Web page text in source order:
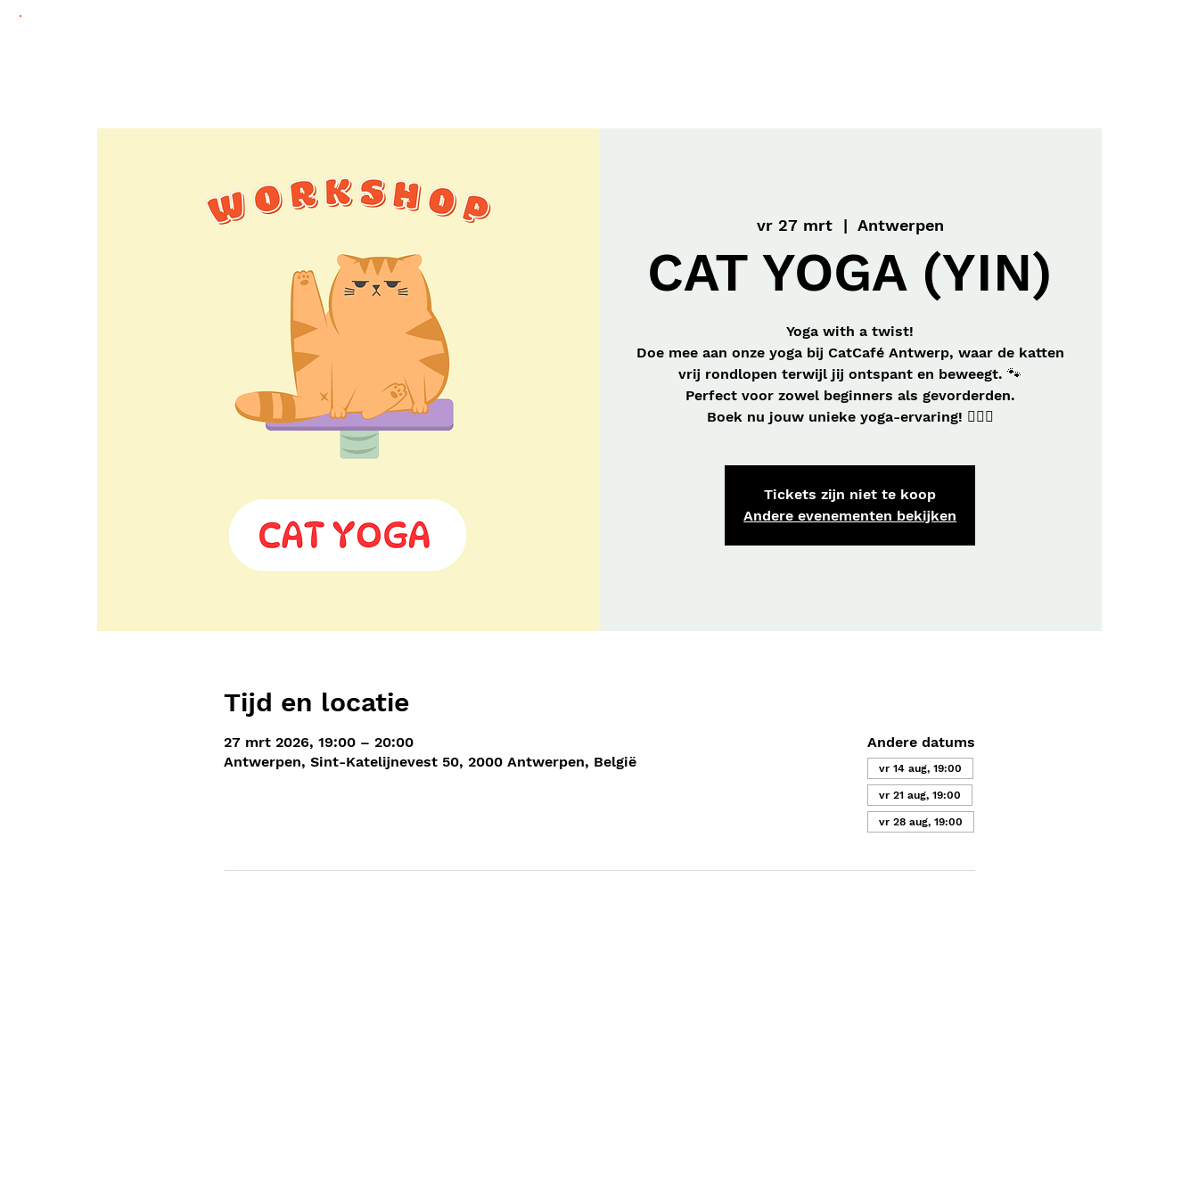
vr 27 mrt
  |
Antwerpen
CAT YOGA (YIN)
Yoga with a twist!
Doe mee aan onze yoga bij CatCafé Antwerp, waar de katten
vrij rondlopen terwijl jij ontspant en beweegt. 🐾
Perfect voor zowel beginners als gevorderden.
Boek nu jouw unieke yoga-ervaring! 🧘‍♀️✨
Tickets zijn niet te koop
Andere evenementen bekijken
Tijd en locatie
27 mrt 2026, 19:00 – 20:00
Antwerpen, Sint-Katelijnevest 50, 2000 Antwerpen, België
Andere datums
vr 14 aug, 19:00
vr 21 aug, 19:00
vr 28 aug, 19:00